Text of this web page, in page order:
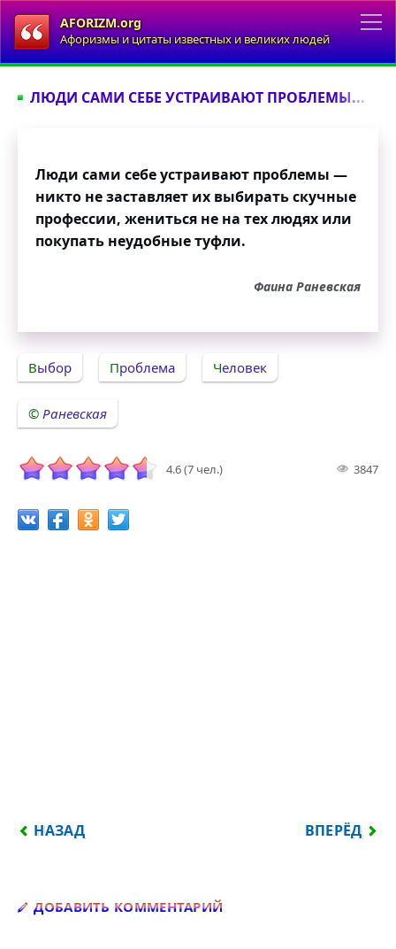
AFORIZM.org
Афоризмы и цитаты известных и великих людей
ЛЮДИ САМИ СЕБЕ УСТРАИВАЮТ ПРОБЛЕМЫ...
Люди сами себе устраивают проблемы —
никто не заставляет их выбирать скучные
профессии, жениться не на тех людях или
покупать неудобные туфли.
Фаина Раневская
Выбор Проблема Человек
Раневская
4.6 (7 чел.) 3847
ПРЕДЫДУЩИЙ: НА ГОЛОДНЫЙ ЖЕЛУДОК
НАЗАД ВПЕРЁД
ДОБАВИТЬ КОММЕНТАРИЙ